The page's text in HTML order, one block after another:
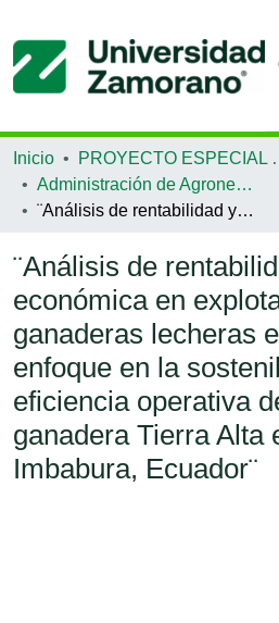
Inicio
Administración de Agronegocios
¨Análisis de rentabilidad y viabilidad económica en explotaciones ganaderas lecheras en Ecuador: Un enfoque en la sostenibilidad y eficiencia operativa de la hacienda ganadera Tierra Alta en Otavalo-Imbabura, Ecuador¨
¨Análisis de
económica en
ganaderas lecheras
enfoque en la
eficiencia operativa
ganadera Tierra Alta
Imbabura, Ecuador¨